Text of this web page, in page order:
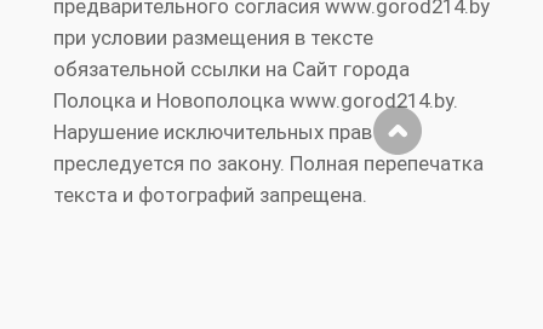
предварительного согласия www.gorod214.by
при условии размещения в тексте
обязательной ссылки на Сайт города
Полоцка и Новополоцка www.gorod214.by.
Нарушение исключительных прав
преследуется по закону. Полная перепечатка
текста и фотографий запрещена.